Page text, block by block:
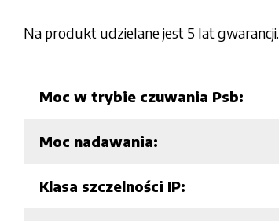
Na produkt udzielane jest 5 lat gwarancji.
Moc w trybie czuwania Psb:
Moc nadawania:
Klasa szczelności IP: